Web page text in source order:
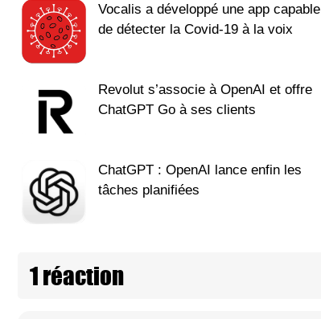
Vocalis a développé une app capable
de détecter la Covid-19 à la voix
Revolut s’associe à OpenAI et offre
ChatGPT Go à ses clients
ChatGPT : OpenAI lance enfin les
tâches planifiées
1 réaction